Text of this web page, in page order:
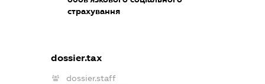
страхування
dossier.tax
dossier.staff